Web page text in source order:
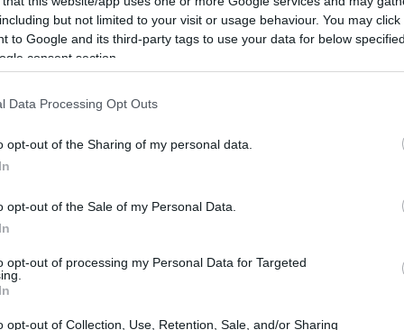
but not limited to your visit or usage behaviour. You may
to Google and its third-party tags to use your data for below
consent section.
Data Processing Opt Outs
opt-out of the Sharing of my personal data.
opt-out of the Sale of my Personal Data.
opt-out of processing my Personal Data for Targeted
opt-out of Collection, Use, Retention, Sale, and/or Sharing
και αποτροπή
της ασφάλειας και της αξιοπιστίας
τον κίνδυνο πλαστών ιδιόγραφων
με σημαντική καθυστέρηση μετά
πρόσωπα της στενής οικογένειας.
διαθήκη δεν παράγει έννομα
της ως κυρίας.
16:47